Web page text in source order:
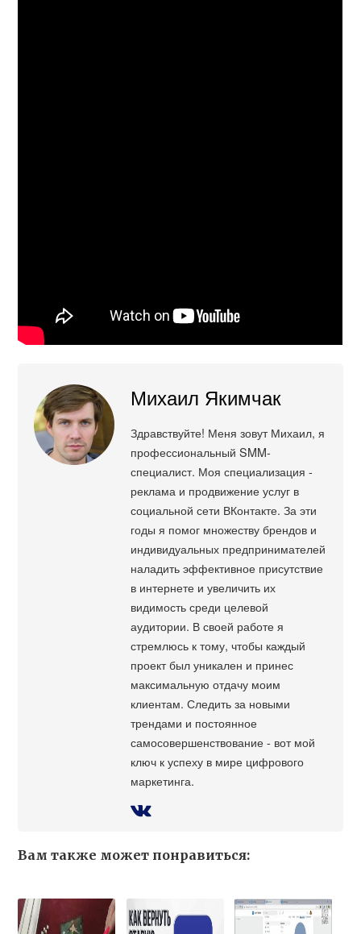
Михаил Якимчак
Здравствуйте! Меня зовут Михаил, я
профессиональный SMM-
специалист. Моя специализация -
реклама и продвижение услуг в
социальной сети ВКонтакте. За эти
годы я помог множеству брендов и
индивидуальных предпринимателей
наладить эффективное присутствие
в интернете и увеличить их
видимость среди целевой
аудитории. В своей работе я
стремлюсь к тому, чтобы каждый
проект был уникален и принес
максимальную отдачу моим
клиентам. Следить за новыми
трендами и постоянное
самосовершенствование - вот мой
ключ к успеху в мире цифрового
маркетинга.
Вам также может понравиться: